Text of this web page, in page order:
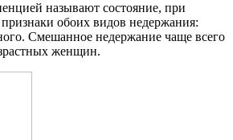
называют состояние, при
обоих видов недержания:
Смешанное недержание чаще всего
женщин.